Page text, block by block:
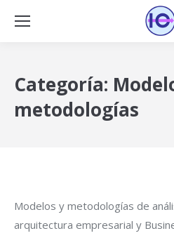
Categoría:
metodologías
Modelos y metodologías de
arquitectura empresarial y